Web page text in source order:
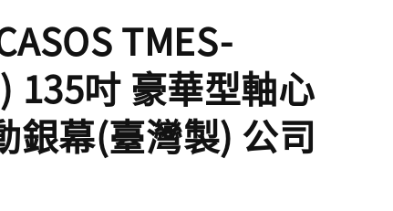
TMES-
135吋 豪華型軸心
銀幕(臺灣製) 公司